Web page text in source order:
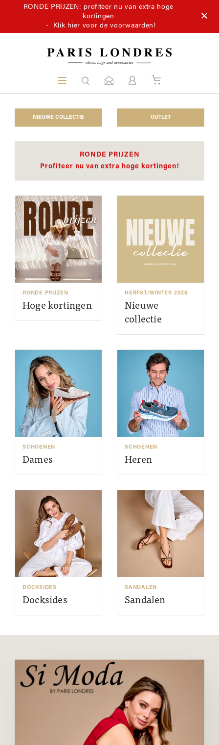
RONDE PRIJZEN: profiteer nu van extra hoge
kortingen
- Klik hier voor de voorwaarden!
NIEUWE COLLECTIE OUTLET
RONDE PRIJZEN
Profiteer nu van extra hoge kortingen!
RONDE PRIJZEN
Hoge kortingen
HERFST/WINTER 2026
Nieuwe
collectie
SCHOENEN
Dames
SCHOENEN
Heren
DOCKSIDES
Docksides
SANDALEN
Sandalen